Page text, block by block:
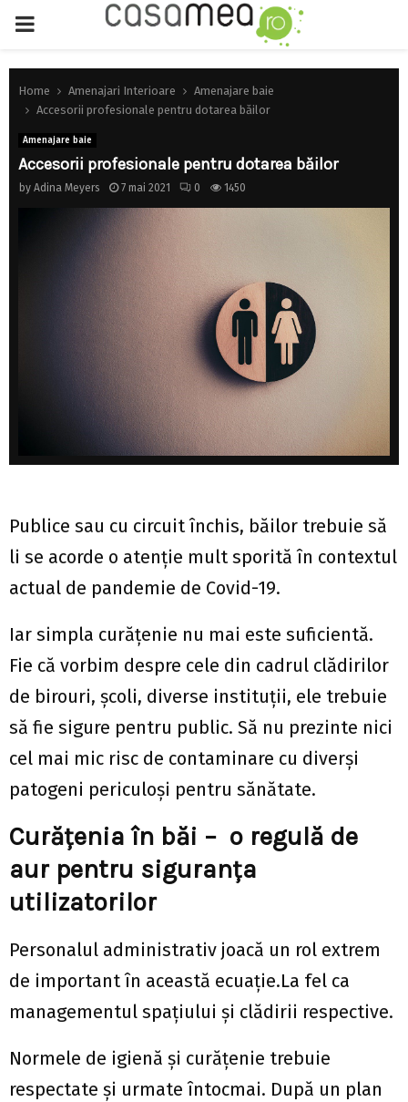
PRIMARY
MENU
Home Amenajari Interioare
Amenajare baie
Accesorii profesionale pentru dotarea băilor
Amenajare baie
Accesorii profesionale pentru dotarea băilor
by Adina Meyers 7 mai 2021 0 1450
Publice sau cu circuit închis, băilor trebuie să
li se acorde o atenție mult sporită în contextul
actual de pandemie de Covid-19.
Iar simpla curățenie nu mai este suficientă.
Fie că vorbim despre cele din cadrul clădirilor
de birouri, școli, diverse instituții, ele trebuie
să fie sigure pentru public. Să nu prezinte nici
cel mai mic risc de contaminare cu diverși
patogeni periculoși pentru sănătate.
Curățenia în băi – o regulă de
aur pentru siguranța
utilizatorilor
Personalul administrativ joacă un rol extrem
de important în această ecuație.La fel ca
managementul spațiului și clădirii respective.
Normele de igienă și curățenie trebuie
respectate și urmate întocmai. După un plan